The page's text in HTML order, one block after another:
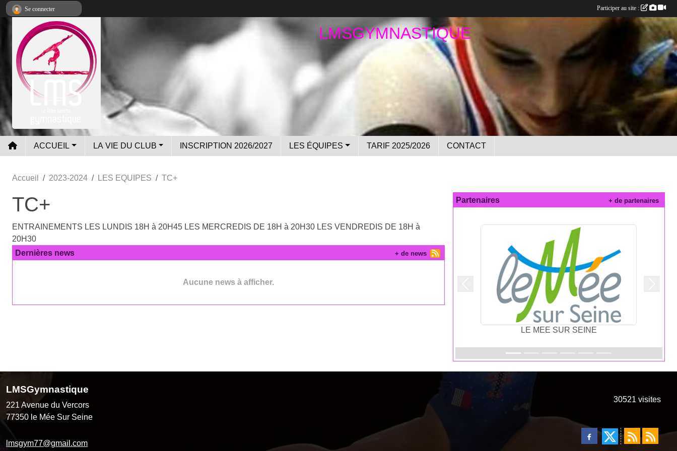
LMSGYMNASTIQUE
ACCUEIL LA VIE DU CLUB INSCRIPTION 2026/2027 LES ÉQUIPES TARIF 2025/2026 CONTACT
Accueil 2023-2024 LES EQUIPES TC+
TC+
ENTRAINEMENTS LES LUNDIS 18H à 20H45 LES MERCREDIS DE 18H à 20H30 LES VENDREDIS DE 18H à
20H30
Dernières news
Aucune news à afficher.
+ de news
Partenaires
LE MEE SUR SEINE
Précedent
+ de partenaires
LMSGymnastique
221 Avenue du Vercors
77350 le Mée Sur Seine
lmsgym77@gmail.com
30521 visites
Se connecter Participer au site :
Panneau de gestion des cookies